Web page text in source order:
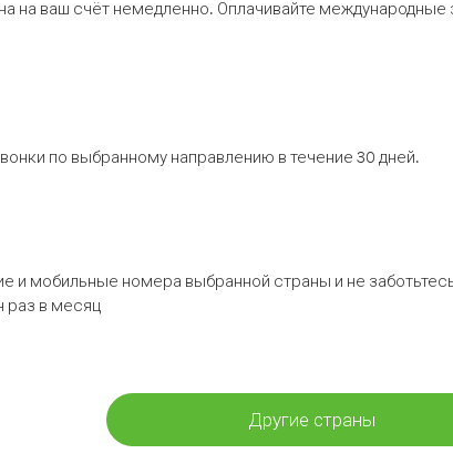
на ваш счёт немедленно. Оплачивайте
по выбранному направлению в течение 30 дней.
и мобильные номера выбранной страны и не
раз в месяц
Другие страны